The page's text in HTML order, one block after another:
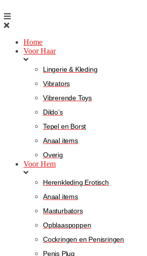
Home
Voor Haar
Lingerie & Kleding
Vibrators
Vibrerende Toys
Dildo’s
Tepel en Borst
Anaal items
Overig
Voor Hem
Herenkleding Erotisch
Anaal items
Masturbators
Opblaaspoppen
Cockringen en Penisringen
Penis Plug